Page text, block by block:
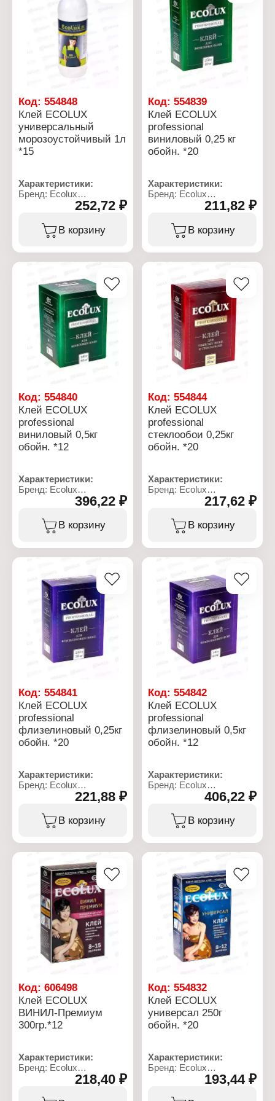
Фасовка: 1,3 кг
Код: 554848
Клей ECOLUX
универсальный
морозоустойчивый 1л
*15
Характеристики:
Бренд: Ecolux
Тип товара: Клей
Универсальный
Особенность:
винилацетата
Фасовка: 1 л
252,72 ₽
В корзину
Код:554839
Клей ECOLUX
professional
виниловый 0,25 кг
обойн. *20
Характеристики:
Бренд: Ecolux
Серия: Professional
Вид: для обоев
Применение: для
модифицированных
крахмалов,
противогрибковые
добавки
Фасовка: 250 г
211,82 ₽
В корзину
Код: 554840
Клей ECOLUX
professional
виниловый 0,5кг
обойн. *12
Характеристики:
Бренд: Ecolux
Серия: Professional
Вид: для обоев
Применение: для
модифицированных
крахмалов,
противогрибковые
добавки
Фасовка: 500 г
396,22 ₽
В корзину
Код:554844
Клей ECOLUX
professional
стеклообои 0,25кг
обойн. *20
Характеристики:
Бренд: Ecolux
Серия: Professional
Вид: для обоев
Применение: для
модифицированных
крахмалов
Фасовка: 250 г
217,62 ₽
В корзину
Код: 554841
Клей ECOLUX
professional
флизелиновый 0,25кг
обойн. *20
Характеристики:
Бренд: Ecolux
Серия: Professional
Вид: для обоев
Применение: для
модифицированных
крахмалов
Фасовка: 250 г
221,88 ₽
В корзину
Код:554842
Клей ECOLUX
professional
флизелиновый 0,5кг
обойн. *12
Характеристики:
Бренд: Ecolux
Серия: Professional
Вид: для обоев
Применение: для
модифицированных
крахмалов
Фасовка: 500 г
406,22 ₽
В корзину
Код: 606498
Клей ECOLUX
ВИНИЛ-Премиум
300гр.*12
Характеристики:
Бренд: Ecolux
Серия: Винил Премиум
218,40 ₽
Код:554832
Клей ECOLUX
универсал 250г
обойн. *20
Характеристики:
Бренд: Ecolux
Тип товара: Клей193,44 ₽